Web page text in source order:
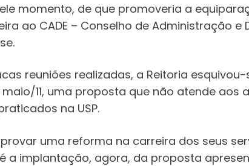
momento, de que promoveria a
ao CADE – Conselho de Administração e
reuniões realizadas, a Reitoria
11, uma proposta que não atende
na USP.
uma reforma na carreira dos seus
implantação, agora, da proposta